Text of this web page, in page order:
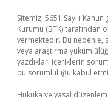
Sitemiz, 5651 Sayılı
Kurumu (BTK) tarafından
vermektedir. Bu nedenle,
veya araştırma
yazdıkları içeriklerin
bu sorumluluğu kabul
Hukuka ve yasal